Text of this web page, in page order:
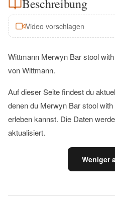
Beschreibung
Video vorschlagen
Wittmann Merwyn Bar stool
von Wittmann.
Auf dieser Seite findest du
denen du Merwyn Bar stool
erleben kannst. Die Daten
aktualisiert.
Weniger